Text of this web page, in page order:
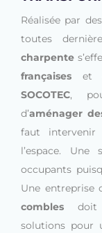
Réalisée par
toutes
charpente
françaises et
SOCOTEC,
d’aménager
faut
l’espace.
occupants
Une entreprise
combles doit
solutions pour